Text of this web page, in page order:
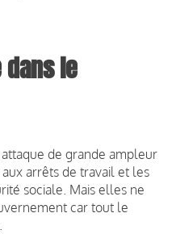
le
de grande ampleur
arrêts de travail et les
sociale. Mais elles ne
car tout le